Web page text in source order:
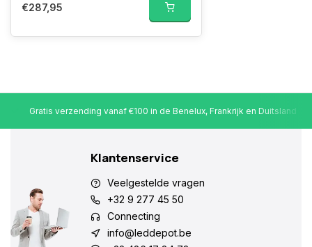
€287,95
Gratis verzending vanaf €100 in de Benelux, Frankrijk en Duitsland
Klantenservice
Veelgestelde vragen
+32 9 277 45 50
Connecting
info@leddepot.be